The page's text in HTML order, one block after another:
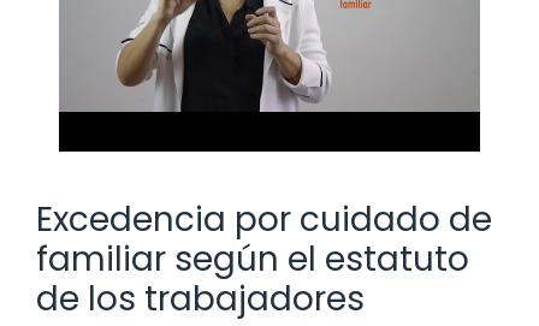
Excedencia por cuidado de
familiar según el estatuto
de los trabajadores